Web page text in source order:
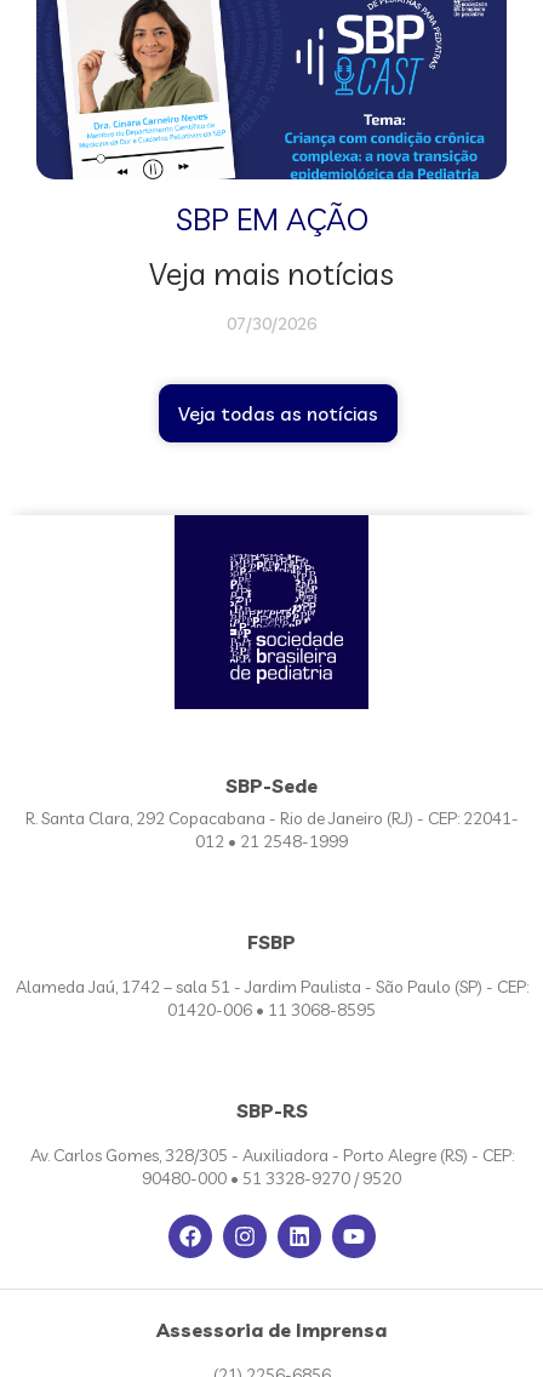
SBP EM AÇÃO
Veja mais notícias
07/30/2026
Veja todas as notícias
SBP-Sede
R. Santa Clara, 292 Copacabana - Rio de Janeiro (RJ) - CEP: 22041-
012 • 21 2548-1999
FSBP
Alameda Jaú, 1742 – sala 51 - Jardim Paulista - São Paulo (SP) - CEP:
01420-006 • 11 3068-8595
SBP-RS
Av. Carlos Gomes, 328/305 - Auxiliadora - Porto Alegre (RS) - CEP:
90480-000 • 51 3328-9270 / 9520
Assessoria de Imprensa